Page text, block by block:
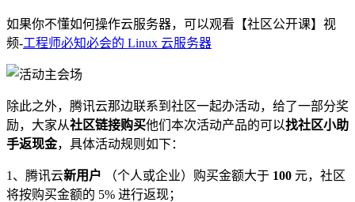
如果你不懂如何操作云服务器，可以观看【社区公开课】视
频-工程师必知必会的 Linux 云服务器
除此之外，腾讯云那边联系到社区一起办活动，给了一部分奖
励，大家从社区链接购买他们本次活动产品的可以找社区小助
手返现金，具体活动规则如下：
1、腾讯云新用户 （个人或企业）购买金额大于 100 元，社区
将按购买金额的 5% 进行返现；